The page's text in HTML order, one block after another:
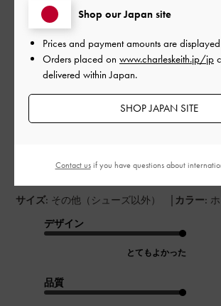
このレビューは役に立ち
ご利用者様
cinさんのレビュー
Yokatta desu
サイズ: その他（シューズ以外） | カラー:
デザイン
とてもよかった
品質
Shop our Japan site
Prices and payment amounts are
Orders placed on www.charleskeith.jp/jp
delivered within Japan.
SHOP JAPAN SITE
Contact usif you have questions about